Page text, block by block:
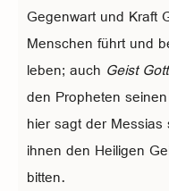
Gegenwart und Kraft
Menschen führt und
leben; auch Geist
den Propheten
hier sagt der
ihnen den Heiligen
bitten.